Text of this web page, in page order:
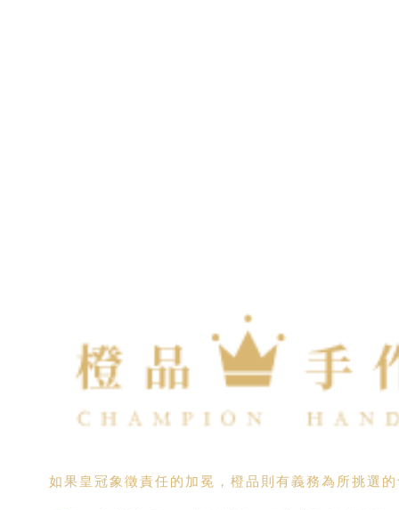
如果皇冠象徵責任的加冕，橙品則有義務為所挑選